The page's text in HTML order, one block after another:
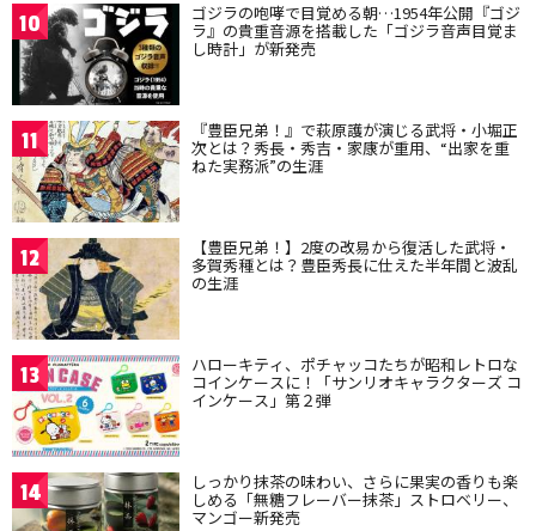
10 ゴジラの咆哮で目覚める朝…1954年公開『ゴジ
ラ』の貴重音源を搭載した「ゴジラ音声目覚ま
し時計」が新発売
11 『豊臣兄弟！』で萩原護が演じる武将・小堀正
次とは？秀長・秀吉・家康が重用、“出家を重
ねた実務派”の生涯
12 【豊臣兄弟！】2度の改易から復活した武将・
多賀秀種とは？豊臣秀長に仕えた半年間と波乱
の生涯
13 ハローキティ、ポチャッコたちが昭和レトロな
コインケースに！「サンリオキャラクターズ コ
インケース」第２弾
14 しっかり抹茶の味わい、さらに果実の香りも楽
しめる「無糖フレーバー抹茶」ストロベリー、
マンゴー新発売